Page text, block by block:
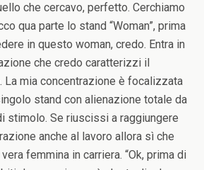
che cercavo, perfetto. Cerchiamo
qua parte lo stand “Woman”, prima
in questo woman, credo. Entra in
che credo caratterizzi il
La mia concentrazione è focalizzata
stand con alienazione totale da
stimolo. Se riuscissi a raggiungere
anche al lavoro allora sì che
femmina in carriera. “Ok, prima di